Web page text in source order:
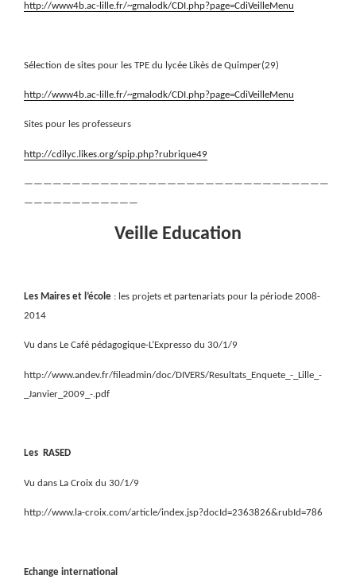
http://www4b.ac-lille.fr/~gmalodk/CDI.php?page=CdiVeilleMenu
Sélection de sites pour les TPE du lycée Likès de Quimper(29)
http://www4b.ac-lille.fr/~gmalodk/CDI.php?page=CdiVeilleMenu
Sites pour les professeurs
http://cdilyc.likes.org/spip.php?rubrique49
————————————————————————————————
————————————
Veille Education
Les Maires et l’école : les projets et partenariats pour la période 2008-
2014
Vu dans Le Café pédagogique-L’Expresso du 30/1/9
http://www.andev.fr/fileadmin/doc/DIVERS/Resultats_Enquete_-_Lille_-
_Janvier_2009_-.pdf
Les RASED
Vu dans La Croix du 30/1/9
http://www.la-croix.com/article/index.jsp?docId=2363826&rubId=786
Echange international